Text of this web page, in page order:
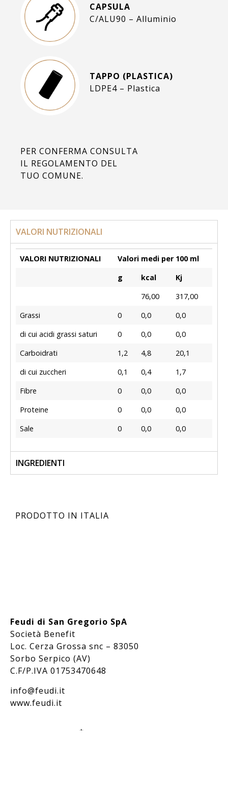
CAPSULA
C/ALU90 – Alluminio
TAPPO (PLASTICA)
LDPE4 – Plastica
PER CONFERMA CONSULTA
IL REGOLAMENTO DEL
TUO COMUNE.
VALORI NUTRIZIONALI
VALORI NUTRIZIONALI
Valori medi per 100 ml
g
kcal
Kj
76,00
317,00
Grassi
0 0,0
0,0
di cui acidi grassi saturi
0 0,0
0,0
Carboidrati
1,2 4,8
20,1
di cui zuccheri
0,1 0,4
1,7
Fibre
0 0,0
0,0
Proteine
0 0,0
0,0
Sale
0 0,0 0,0
INGREDIENTI
PRODOTTO IN ITALIA
Feudi di San Gregorio SpA
Società Benefit
Loc. Cerza Grossa snc – 83050
Sorbo Serpico (AV)
C.F/P.IVA 01753470648
info@feudi.it
www.feudi.it